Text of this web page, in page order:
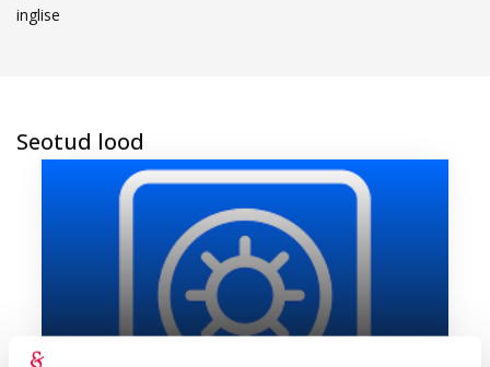
inglise
Seotud lood